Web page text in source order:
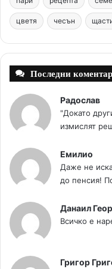
k
цветя чесън
Последни
Радослав
"Докато
измислят
Емилио
Даже не
до пенсия!
Данаил
Всичко е
Григор